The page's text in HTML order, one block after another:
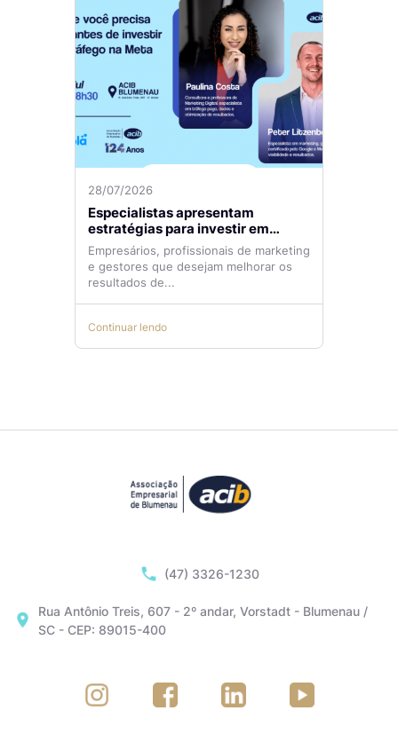
28/07/2026
Especialistas apresentam
estratégias para investir em
tráfego pago com mais eficiência
Empresários, profissionais de marketing
e gestores que desejam melhorar os
resultados de...
Continuar lendo
(47) 3326-1230
Rua Antônio Treis, 607 - 2º andar, Vorstadt - Blumenau /
SC - CEP: 89015-400